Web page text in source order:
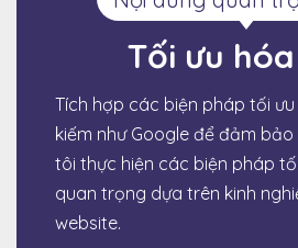
Tối ưu hóa
Tích hợp các biện pháp tối
kiếm như Google để đảm bảo
tôi thực hiện các biện pháp
quan trọng dựa trên kinh
website.